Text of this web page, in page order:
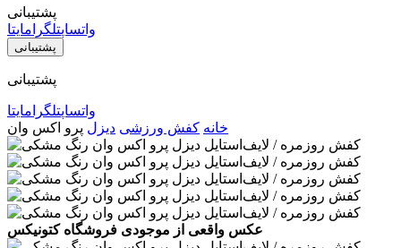
پشتیبانی
واتساپتلگرامایتا
پشتیبانی
پشتیبانی
واتساپتلگرامایتا
خانه کفش ورزشی دیزل پرو اکس وان
عکس واقعی از موجودی فروشگاه کتونیکس